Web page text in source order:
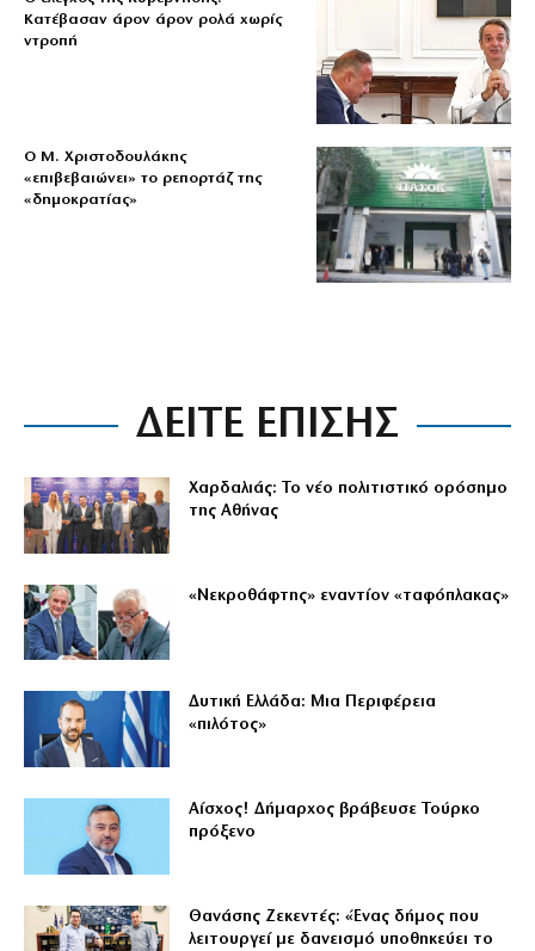
Κατέβασαν άρον άρον ρολά χωρίς
ντροπή
O Μ. Χριστοδουλάκης
«επιβεβαιώνει» το ρεπορτάζ της
«δημοκρατίας»
ΔΕΙΤΕ ΕΠΙΣΗΣ
Χαρδαλιάς: Το νέο πολιτιστικό ορόσημο
της Αθήνας
«Νεκροθάφτης» εναντίον «ταφόπλακας»
Δυτική Ελλάδα: Μια Περιφέρεια
«πιλότος»
Αίσχος! Δήμαρχος βράβευσε Τούρκο
πρόξενο
Θανάσης Ζεκεντές: «Ένας δήμος που
λειτουργεί με δανεισμό υποθηκεύει το